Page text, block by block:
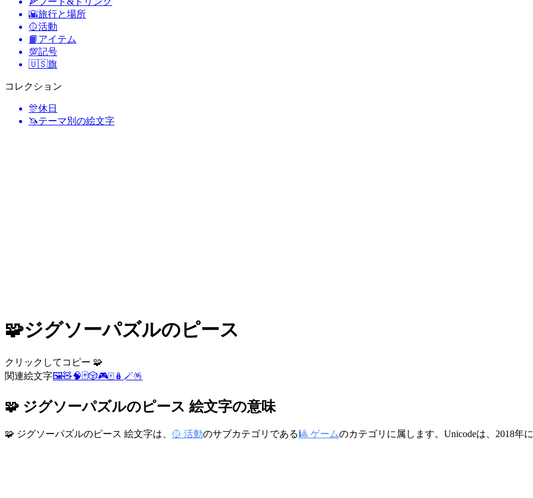
🌇旅行と場所
🥎活動
📙 アイテム
💯記号
🇺🇸旗
コレクション
🎊休日
🦄テーマ別の絵文字
🧩ジグソーパズルのピース
クリックしてコピー 🧩
関連絵文字🖼️🧸🧠 🃏🎲🎮🀄 🪆 🪄🪅
🧩 ジグソーパズルのピース 絵文字の意味
🧩 ジグソーパズルのピース 絵文字は、 🥎 活動のサブカテゴリである 🎱 ゲームのカテゴリに属します。Unicodeは、2018年に